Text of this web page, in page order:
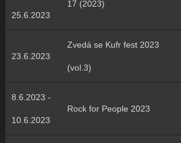
25.6.2023
17 (2023)
23.6.2023
Zvedá se Kufr fest 2023
(vol.3)
8.6.2023 -
10.6.2023
Rock for People 2023